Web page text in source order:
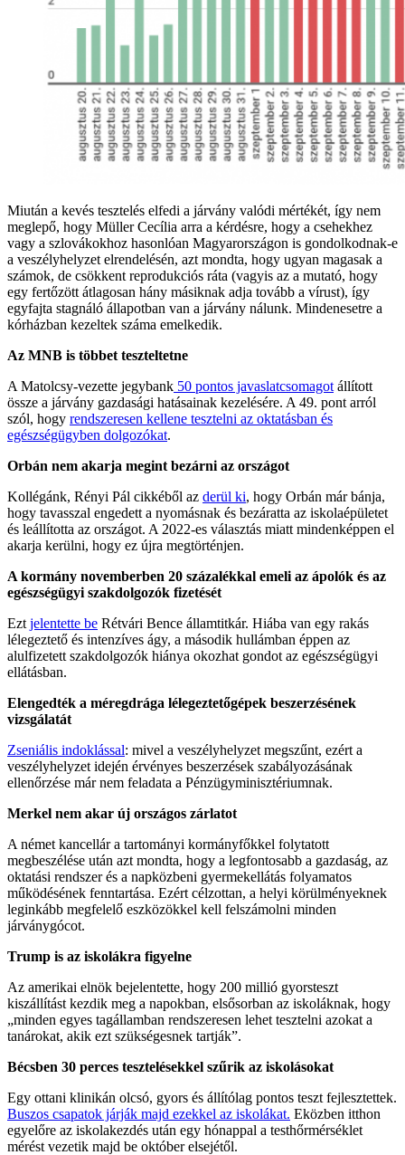
Miután a kevés tesztelés elfedi a járvány valódi mértékét, így nem
meglepő, hogy Müller Cecília arra a kérdésre, hogy a csehekhez
vagy a szlovákokhoz hasonlóan Magyarországon is gondolkodnak-e
a veszélyhelyzet elrendelésén, azt mondta, hogy ugyan magasak a
számok, de csökkent reprodukciós ráta (vagyis az a mutató, hogy
egy fertőzött átlagosan hány másiknak adja tovább a vírust), így
egyfajta stagnáló állapotban van a járvány nálunk. Mindenesetre a
kórházban kezeltek száma emelkedik.
Az MNB is többet teszteltetne
A Matolcsy-vezette jegybank 50 pontos javaslatcsomagot állított
össze a járvány gazdasági hatásainak kezelésére. A 49. pont arról
szól, hogy rendszeresen kellene tesztelni az oktatásban és
egészségügyben dolgozókat.
Orbán nem akarja megint bezárni az országot
Kollégánk, Rényi Pál cikkéből az derül ki, hogy Orbán már bánja,
hogy tavasszal engedett a nyomásnak és bezáratta az iskolaépületet
és leállította az országot. A 2022-es választás miatt mindenképpen el
akarja kerülni, hogy ez újra megtörténjen.
A kormány novemberben 20 százalékkal emeli az ápolók és az
egészségügyi szakdolgozók fizetését
Ezt jelentette be Rétvári Bence államtitkár. Hiába van egy rakás
lélegeztető és intenzíves ágy, a második hullámban éppen az
alulfizetett szakdolgozók hiánya okozhat gondot az egészségügyi
ellátásban.
Elengedték a méregdrága lélegeztetőgépek beszerzésének
vizsgálatát
Zseniális indoklással: mivel a veszélyhelyzet megszűnt, ezért a
veszélyhelyzet idején érvényes beszerzések szabályozásának
ellenőrzése már nem feladata a Pénzügyminisztériumnak.
Merkel nem akar új országos zárlatot
A német kancellár a tartományi kormányfőkkel folytatott
megbeszélése után azt mondta, hogy a legfontosabb a gazdaság, az
oktatási rendszer és a napközbeni gyermekellátás folyamatos
működésének fenntartása. Ezért célzottan, a helyi körülményeknek
leginkább megfelelő eszközökkel kell felszámolni minden
járványgócot.
Trump is az iskolákra figyelne
Az amerikai elnök bejelentette, hogy 200 millió gyorsteszt
kiszállítást kezdik meg a napokban, elsősorban az iskoláknak, hogy
„minden egyes tagállamban rendszeresen lehet tesztelni azokat a
tanárokat, akik ezt szükségesnek tartják”.
Bécsben 30 perces tesztelésekkel szűrik az iskolásokat
Egy ottani klinikán olcsó, gyors és állítólag pontos teszt fejlesztettek.
Buszos csapatok járják majd ezekkel az iskolákat. Eközben itthon
egyelőre az iskolakezdés után egy hónappal a testhőrmérséklet
mérést vezetik majd be október elsejétől.